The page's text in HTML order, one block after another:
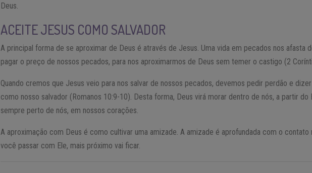
Deus.
ACEITE JESUS COMO SALVADOR
A principal forma de se aproximar de Deus é através de Jesus. Uma vida em pecados nos afasta
pagar o preço de nossos pecados, para nos aproximarmos de Deus sem temer o castigo (2
Quando cremos que Jesus veio para nos salvar de nossos pecados, devemos pedir perdão e
como nosso salvador (Romanos 10:9-10). Desta forma, Deus virá morar dentro de nós, a partir do
sempre perto de nós, em nossos corações.
A aproximação com Deus é como cultivar uma amizade. A amizade é aprofundada com o contato
você passar com Ele, mais próximo vai ficar.